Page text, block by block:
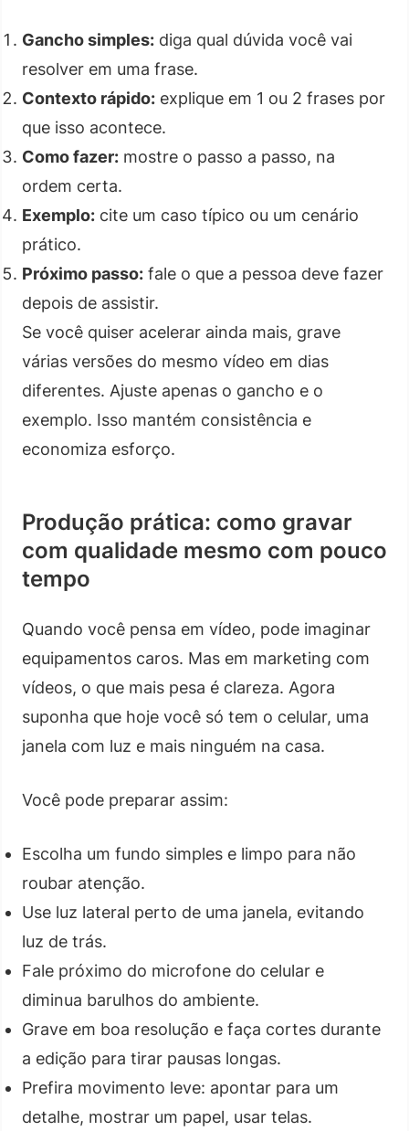
Gancho simples: diga qual dúvida você vai
resolver em uma frase.
Contexto rápido: explique em 1 ou 2 frases por
que isso acontece.
Como fazer: mostre o passo a passo, na
ordem certa.
Exemplo: cite um caso típico ou um cenário
prático.
Próximo passo: fale o que a pessoa deve fazer
depois de assistir.
Se você quiser acelerar ainda mais, grave
várias versões do mesmo vídeo em dias
diferentes. Ajuste apenas o gancho e o
exemplo. Isso mantém consistência e
economiza esforço.
Produção prática: como gravar
com qualidade mesmo com pouco
tempo
Quando você pensa em vídeo, pode imaginar
equipamentos caros. Mas em marketing com
vídeos, o que mais pesa é clareza. Agora
suponha que hoje você só tem o celular, uma
janela com luz e mais ninguém na casa.
Você pode preparar assim:
Escolha um fundo simples e limpo para não
roubar atenção.
Use luz lateral perto de uma janela, evitando
luz de trás.
Fale próximo do microfone do celular e
diminua barulhos do ambiente.
Grave em boa resolução e faça cortes durante
a edição para tirar pausas longas.
Prefira movimento leve: apontar para um
detalhe, mostrar um papel, usar telas.